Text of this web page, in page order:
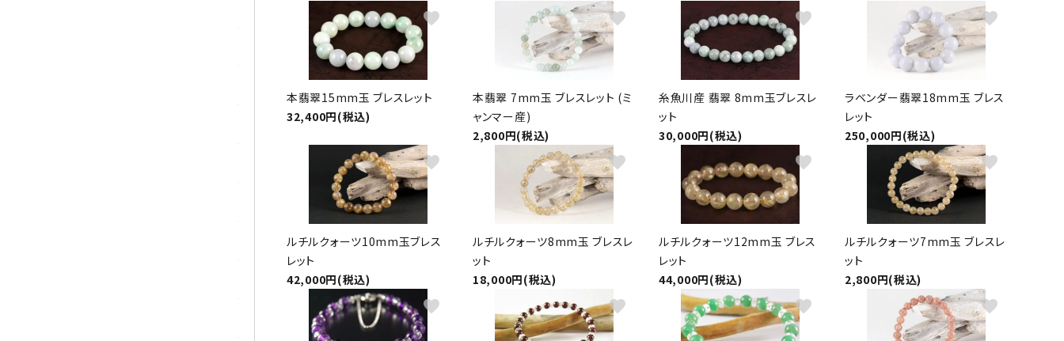
本翡翠15mm玉 ブレスレット
32,400円(税込)
favorite
本翡翠 7mm玉 ブレスレット (ミ
ャンマー産)
2,800円(税込)
favorite
糸魚川産 翡翠 8mm玉ブレスレ
ット
30,000円(税込)
favorite
ラベンダー翡翠18mm玉 ブレス
レット
250,000円(税込)
favorite
ルチルクォーツ10mm玉ブレス
レット
42,000円(税込)
favorite
ルチルクォーツ8mm玉 ブレスレ
ット
18,000円(税込)
favorite
ルチルクォーツ12mm玉 ブレス
レット
44,000円(税込)
favorite
ルチルクォーツ7mm玉 ブレスレ
ット
2,800円(税込)
favorite
favorite favorite favorite favorite